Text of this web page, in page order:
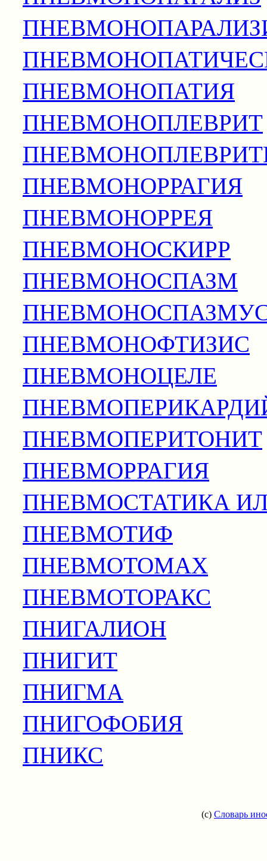
ПНЕВМОНОПАТИЯ
ПНЕВМОНОПЛЕВРИТ
ПНЕВМОНОРРАГИЯ
ПНЕВМОНОРРЕЯ
ПНЕВМОНОСКИРР
ПНЕВМОНОСПАЗМ
ПНЕВМОНОФТИЗИС
ПНЕВМОНОЦЕЛЕ
ПНЕВМОПЕРИТОНИТ
ПНЕВМОРРАГИЯ
ПНЕВМОСТАТИКА
ПНЕВМОТИФ
ПНЕВМОТОМАХ
ПНЕВМОТОРАКС
ПНИГАЛИОН
ПНИГИТ
ПНИГМА
ПНИГОФОБИЯ
ПНИКС
(c) Словарь